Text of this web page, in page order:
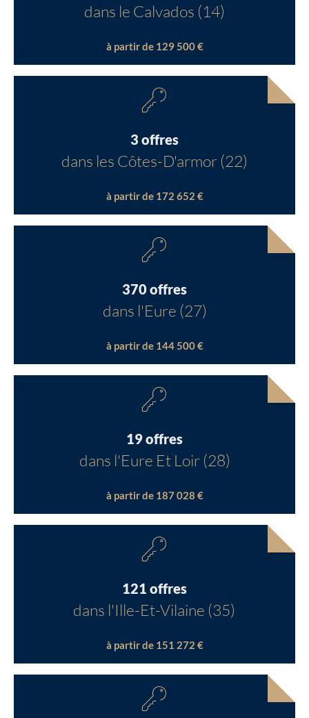
dans le Calvados (14)
à partir de 129 500 €
3 offres
dans les Côtes-D'armor (22)
à partir de 172 652 €
370 offres
dans l'Eure (27)
à partir de 144 500 €
19 offres
dans l'Eure Et Loir (28)
à partir de 187 028 €
121 offres
dans l'Ille-Et-Vilaine (35)
à partir de 151 272 €